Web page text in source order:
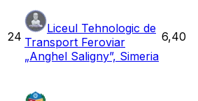
24
Liceul Tehnologic de
Transport Feroviar
„Anghel Saligny”, Simeria
6,40